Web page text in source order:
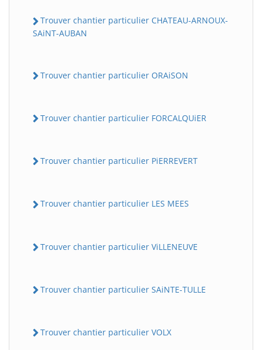
Trouver chantier particulier CHATEAU-ARNOUX-
SAiNT-AUBAN
Trouver chantier particulier ORAiSON
Trouver chantier particulier FORCALQUiER
Trouver chantier particulier PiERREVERT
Trouver chantier particulier LES MEES
Trouver chantier particulier ViLLENEUVE
Trouver chantier particulier SAiNTE-TULLE
Trouver chantier particulier VOLX